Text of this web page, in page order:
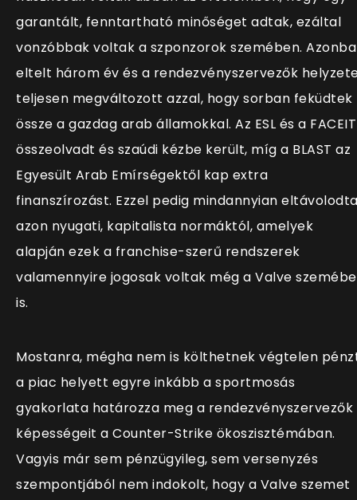
garantált, fenntartható minőséget adtak, ezáltal
vonzóbbak voltak a szponzorok szemében.
eltelt három év és a rendezvényszervezők
teljesen megváltozott azzal, hogy sorban feküdtek
össze a gazdag arab államokkal. Az ESL és a FACEIT
összeolvadt és szaúdi kézbe került, míg a BLAST az
Egyesült Arab Emírségektől kap extra
finanszírozást. Ezzel pedig mindannyian
azon nyugati, kapitalista normáktól, amelyek
alapján ezek a franchise-szerű rendszerek
valamennyire jogosak voltak még a Valve
is.
Mostanra, mégha nem is költhetnek végtelen
a piac helyett egyre inkább a sportmosás
gyakorlata határozza meg a rendezvényszervezők
képességeit a Counter-Strike ökoszisztémában.
Vagyis már sem pénzügyileg, sem versenyzés
szempontjából nem indokolt, hogy a Valve szemet